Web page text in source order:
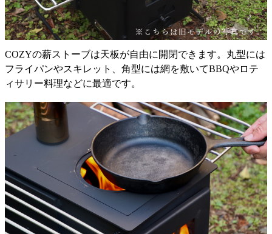
COZYの薪ストーブは天板が自由に開閉できます。丸型には
フライパンやスキレット、角型には網を敷いてBBQやロテ
ィサリー料理などに最適です。